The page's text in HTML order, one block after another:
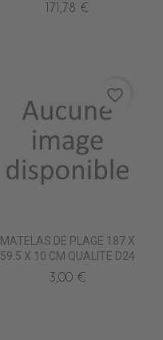
171,78 €
MATELAS DE PLAGE 187 X
59.5 X 10 CM QUALITE D24
3,00 €
favorite_border